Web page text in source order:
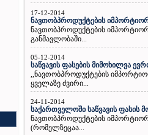
17-12-2014
ნავთობპროდუქტების
ნავთობპროდუქტების
განმავლობაში...
05-12-2014
საწვავის ფასების მიმოხილვა
,,ნავთობპროდუქტების
ყველაზე ძვირი...
24-11-2014
საქართველოში საწვავის ფასის
ნავთობპროდუქტების
(რომელზეცაა...